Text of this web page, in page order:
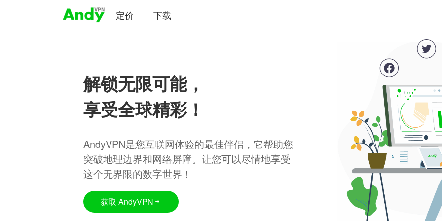
定价 下载
解锁无限可能，
享受全球精彩！
AndyVPN是您互联网体验的最佳伴侣，它帮助您
突破地理边界和网络屏障。让您可以尽情地享受
这个无界限的数字世界！
获取 AndyVPN